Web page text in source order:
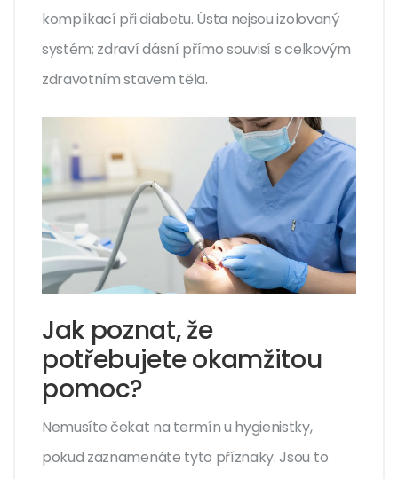
komplikací při diabetu. Ústa nejsou izolovaný
systém; zdraví dásní přímo souvisí s celkovým
zdravotním stavem těla.
Jak poznat, že
potřebujete okamžitou
pomoc?
Nemusíte čekat na termín u hygienistky,
pokud zaznamenáte tyto příznaky. Jsou to